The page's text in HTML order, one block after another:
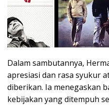
Dalam sambutannya,
apresiasi dan rasa syukur
diberikan. Ia menegaskan
kebijakan yang ditempuh